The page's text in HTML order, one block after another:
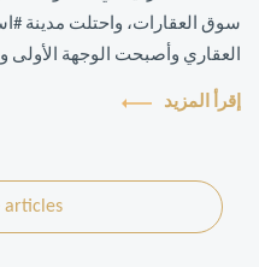
سوق العقارات، واحتلت مدينة
العقاري وأصبحت الوجهة الأولى
والأجانب ممن يبحثون ...
إقرأ المزيد
articles